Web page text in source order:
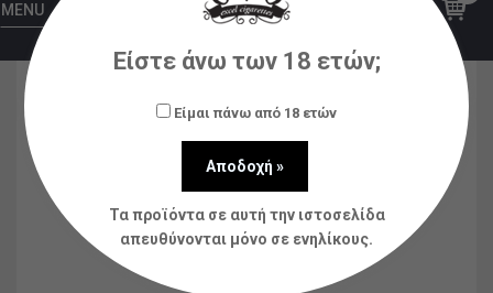
MENU
Είστε άνω των 18 ετών;
Είμαι πάνω από 18 ετών
Τα προϊόντα σε αυτή την ιστοσελίδα
απευθύνονται μόνο σε ενηλίκους.